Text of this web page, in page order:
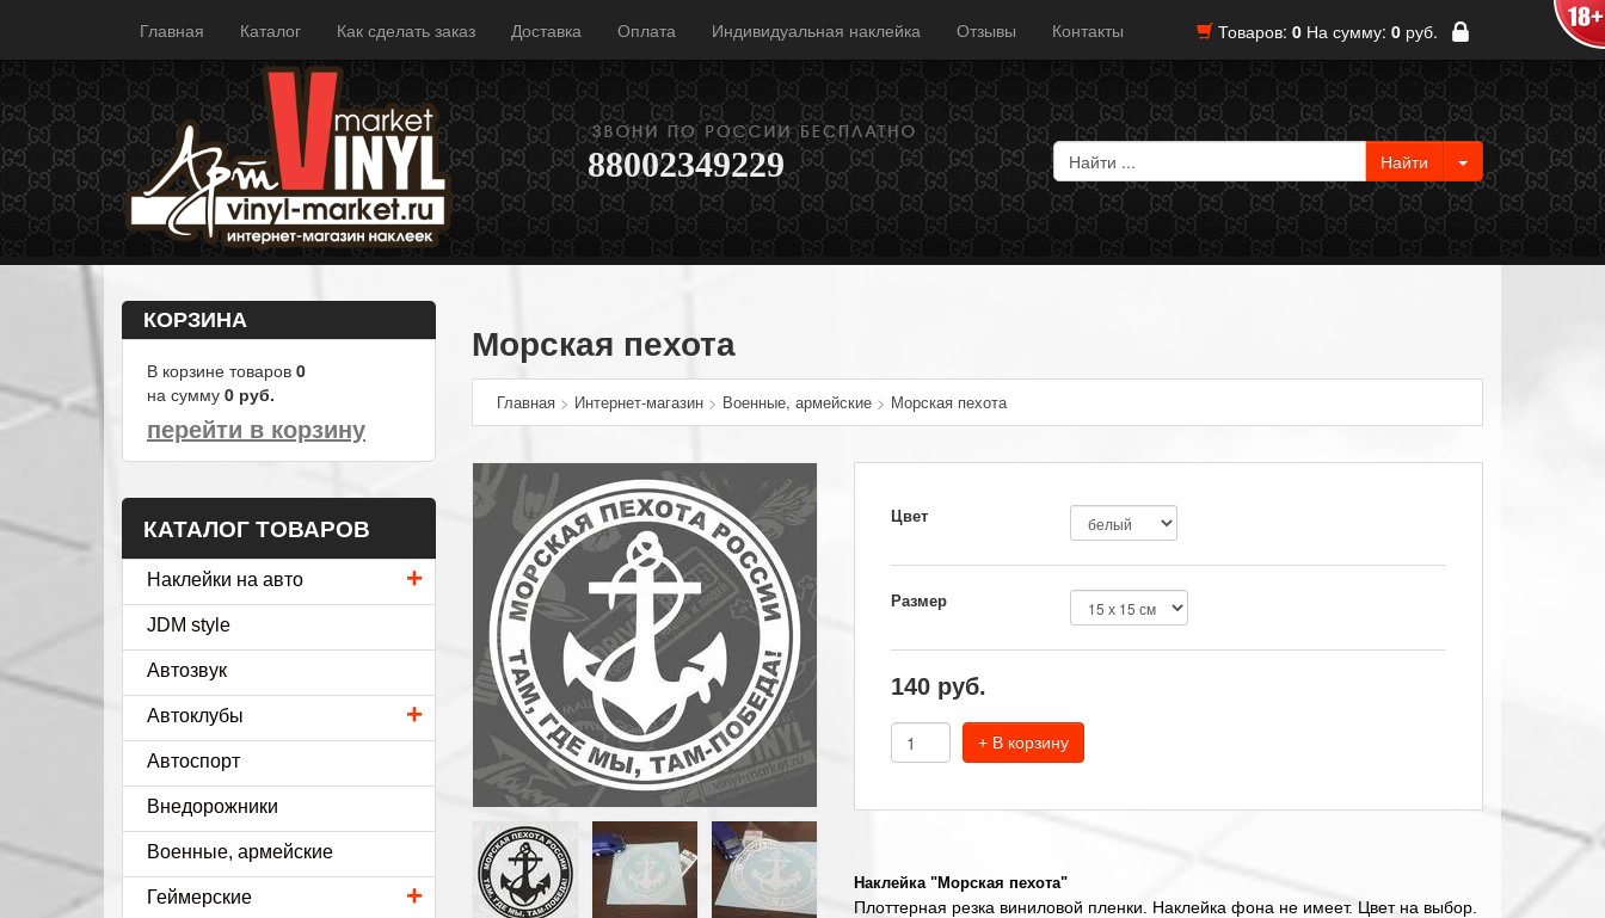
Товаров: 0 На сумму: 0 руб.
Главная Каталог Как сделать заказ Доставка Оплата Индивидуальная наклейка Отзывы Контакты
88002349229
Морская пехота
Главная> Интернет-магазин> Военные, армейские> Морская пехота
Цвет
Размер
140руб.
+ В корзину
Наклейка "Морская пехота"
Плоттерная резка виниловой пленки. Наклейка фона не имеет. Цвет на выбор.
КОРЗИНА
В корзине товаров 0
на сумму 0 руб.
перейти в корзину
КАТАЛОГ ТОВАРОВ
+
Наклейки на авто
JDM style
Автозвук
+
Автоклубы
Автоспорт
Внедорожники
Военные, армейские
+
Геймерские